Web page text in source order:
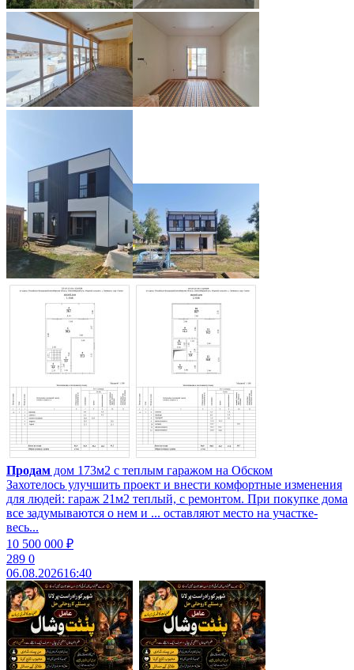
Продам дом 173м2 с теплым гаражом на Обском
Захотелось улучшить проект и внести комфортные изменения
для людей: гараж 21м2 теплый, с ремонтом. При покупке дома
все задумываются о нем и ... оставляют место на участке-
весь...
10 500 000 ₽
289 0
06.08.202616:40